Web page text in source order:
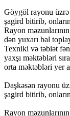
Göygöl rayonu
şagird bitirib,
Rayon
dən yuxarı bal
Texniki və təbiət
yaxşı məktəbləri
orta məktəbləri yer
Daşkəsən rayonu
şagird bitirib,
Rayon